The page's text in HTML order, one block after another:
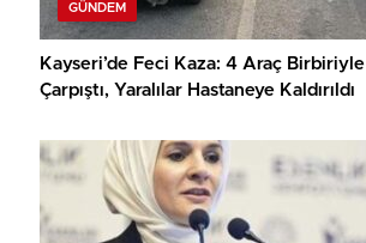
GÜNDEM
Kayseri’de Feci Kaza: 4 Araç Birbiriyle
Çarpıştı, Yaralılar Hastaneye Kaldırıldı